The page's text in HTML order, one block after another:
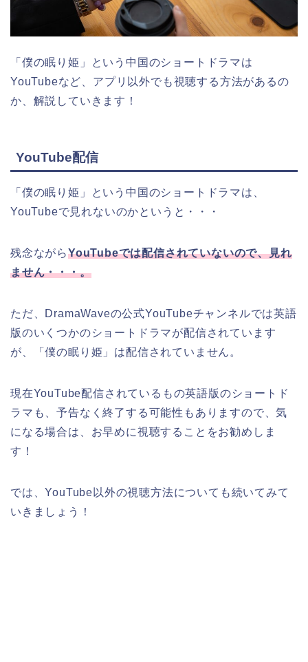
「僕の眠り姫」という中国のショートドラマは
YouTubeなど、アプリ以外でも視聴する方法があるの
か、解説していきます！
YouTube配信
「僕の眠り姫」という中国のショートドラマは、
YouTubeで見れないのかというと・・・
残念ながらYouTubeでは配信されていないので、見れ
ません・・・。
ただ、DramaWaveの公式YouTubeチャンネルでは英語
版のいくつかのショートドラマが配信されています
が、「僕の眠り姫」は配信されていません。
現在YouTube配信されているもの英語版のショートド
ラマも、予告なく終了する可能性もありますので、気
になる場合は、お早めに視聴することをお勧めしま
す！
では、YouTube以外の視聴方法についても続いてみて
いきましょう！